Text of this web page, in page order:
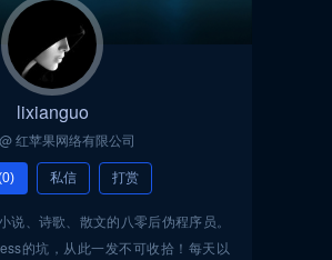
lixianguo
红苹果网络有限公司
私信 打赏
说、诗歌、散文的八零后伪程序员。
的坑，从此一发不可收拾！每天以